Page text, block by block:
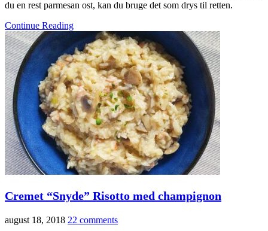
du en rest parmesan ost, kan du bruge det som drys til retten.
Continue Reading
Cremet “Snyde” Risotto med champignon
august 18, 2018 22 comments